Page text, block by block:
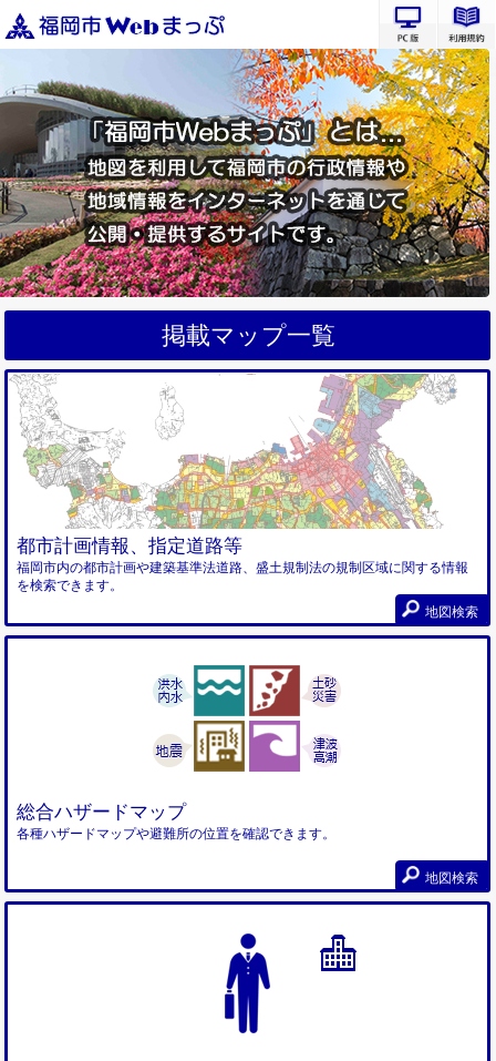
PC版サ
掲載マップ一覧
都市計画情報、指定道路等
福岡市内の都市計画や建築基準法道路、盛土規制法の規制区域に関する情報
を検索できます。
地図検索
総合ハザードマップ
各種ハザードマップや避難所の位置を確認できます。
地図検索